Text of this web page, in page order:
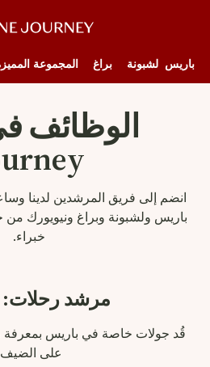
باريس لشبونة براغ المجموعة
انضم إلى فريق المرشدين لدينا
باريس ولشبونة وبراغ ونيويورك
خبراء.
مرشد
قُد جولات خاصة في باريس بمعرفة
على